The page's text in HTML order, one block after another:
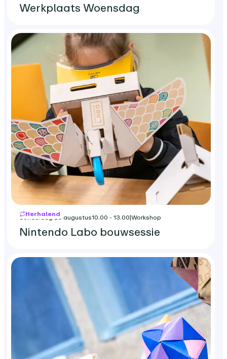
Werkplaats Woensdag
Herhalend
donderdag 20 augustus10.00 - 13.00|Workshop
Nintendo Labo bouwsessie